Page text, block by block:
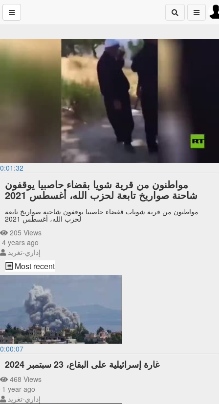
0:01:32
مواطنون من قرية شويا بقضاء حاصبيا يوقفون
شاحنة صواريخ تابعة لحزب الله، أغسطس 2021
مواطنون من قرية شوياب ققضاء حاصبيا يوقفون شاحنة صواريخ تابعة
لحزب الله، أغسطس 2021
205 Views
4 years ago
إداري-تغريد
Most recent
0:00:07
غارة إسرائيلية على البقاع، 23 سبتمبر 2024
468 Views
1 year ago
إداري-تغريد